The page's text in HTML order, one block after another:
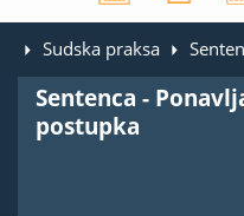
Sudska praksa
Sentenca -
postupka